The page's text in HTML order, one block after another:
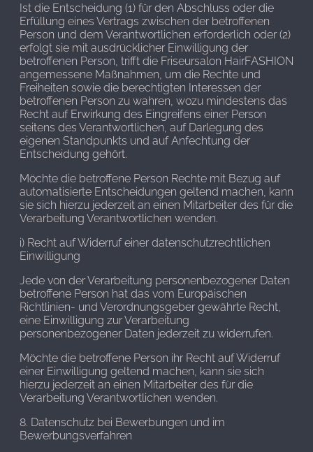
Ist die Entscheidung (1) für den Abschluss oder die
Erfüllung eines Vertrags zwischen der betroffenen
Person und dem Verantwortlichen erforderlich oder (2)
erfolgt sie mit ausdrücklicher Einwilligung der
betroffenen Person, trifft die Friseursalon HairFASHION
angemessene Maßnahmen, um die Rechte und
Freiheiten sowie die berechtigten Interessen der
betroffenen Person zu wahren, wozu mindestens das
Recht auf Erwirkung des Eingreifens einer Person
seitens des Verantwortlichen, auf Darlegung des
eigenen Standpunkts und auf Anfechtung der
Entscheidung gehört.
Möchte die betroffene Person Rechte mit Bezug auf
automatisierte Entscheidungen geltend machen, kann
sie sich hierzu jederzeit an einen Mitarbeiter des für die
Verarbeitung Verantwortlichen wenden.
i) Recht auf Widerruf einer datenschutzrechtlichen
Einwilligung
Jede von der Verarbeitung personenbezogener Daten
betroffene Person hat das vom Europäischen
Richtlinien- und Verordnungsgeber gewährte Recht,
eine Einwilligung zur Verarbeitung
personenbezogener Daten jederzeit zu widerrufen.
Möchte die betroffene Person ihr Recht auf Widerruf
einer Einwilligung geltend machen, kann sie sich
hierzu jederzeit an einen Mitarbeiter des für die
Verarbeitung Verantwortlichen wenden.
8. Datenschutz bei Bewerbungen und im
Bewerbungsverfahren